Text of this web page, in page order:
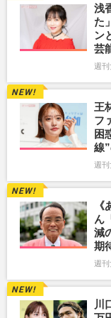
浅
た
ン
芸
週刊
王
フ
困
線
週刊
ん
減
期
週刊
川